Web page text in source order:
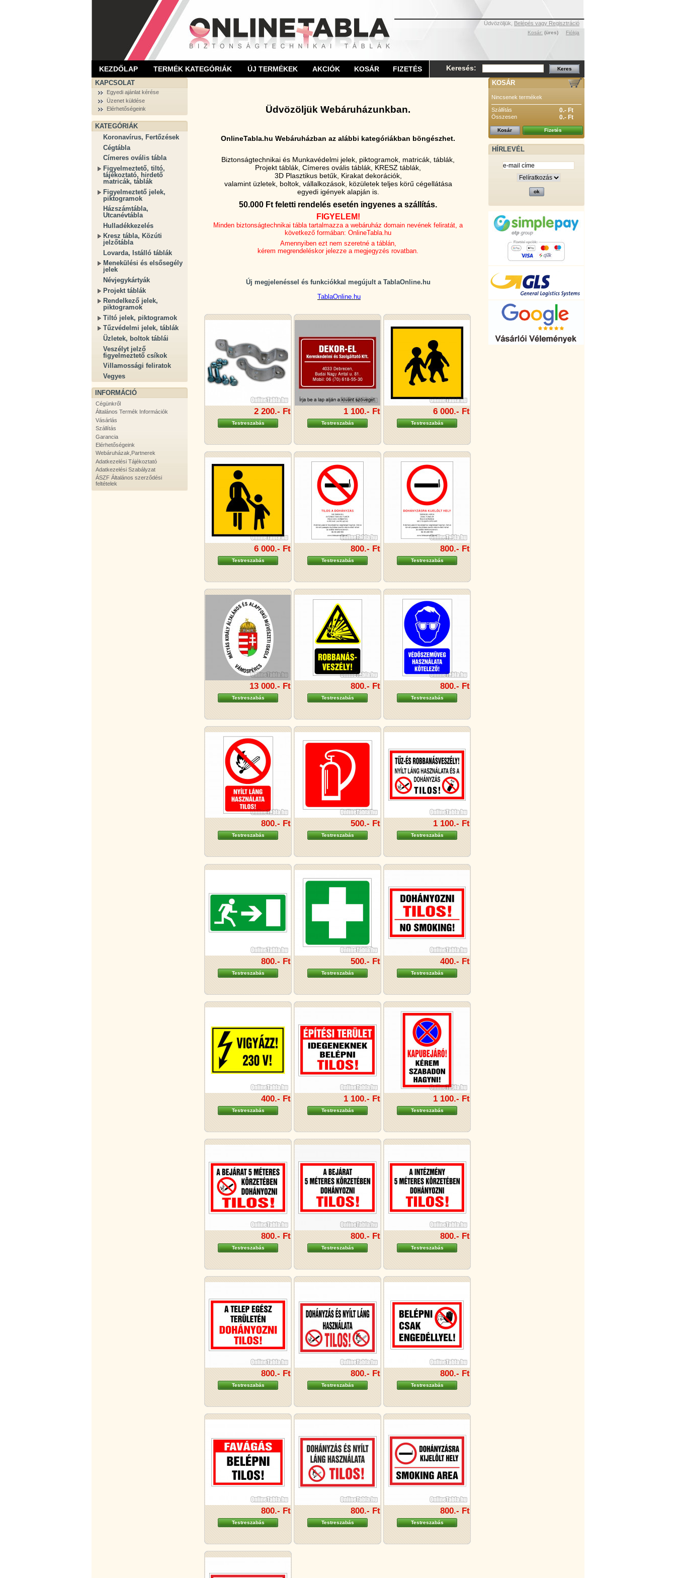
Üdvözöljük, Belépés vagy Regisztráció
Kosár: (üres) Fiókja
KEZDŐLAP TERMÉK KATEGÓRIÁK ÚJ TERMÉKEK AKCIÓK KOSÁR FIZETÉS Keresés:
KAPCSOLAT
Egyedi ajánlat kérése
Üzenet küldése
Elérhetőségeink
KATEGÓRIÁK
Koronavírus, Fertőzések
Cégtábla
Címeres ovális tábla
Figyelmeztető, tiltó,
tájékoztató, hirdető
matricák, táblák
Figyelmeztető jelek,
piktogramok
Házszámtábla,
Utcanévtábla
Hulladékkezelés
Kresz tábla, Közúti
jelzőtábla
Lovarda, Istálló táblák
Menekülési és elsősegély
jelek
Névjegykártyák
Projekt táblák
Rendelkező jelek,
piktogramok
Tiltó jelek, piktogramok
Tűzvédelmi jelek, táblák
Üzletek, boltok táblái
Veszélyt jelző
figyelmeztető csíkok
Villamossági feliratok
Vegyes
INFORMÁCIÓ
Cégünkről
Általános Termék Információk
Vásárlás
Szállítás
Garancia
Elérhetőségeink
Webáruházak,Partnerek
Adatkezelési Tájékoztató
Adatkezelési Szabályzat
ÁSZF Általános szerződési
feltételek
Üdvözöljük Webáruházunkban.
OnlineTabla.hu Webáruházban az alábbi kategóriákban böngészhet.
Biztonságtechnikai és Munkavédelmi jelek, piktogramok, matricák, táblák,
Projekt táblák, Címeres ovális táblák, KRESZ táblák,
3D Plasztikus betűk, Kirakat dekorációk,
valamint üzletek, boltok, vállalkozások, közületek teljes körű cégellátása
egyedi igények alapján is.
50.000 Ft feletti rendelés esetén ingyenes a szállítás.
FIGYELEM!
Minden biztonságtechnikai tábla tartalmazza a webáruház domain nevének feliratát, a
következő formában: OnlineTabla.hu
Amennyiben ezt nem szeretné a táblán,
kérem megrendeléskor jelezze a megjegyzés rovatban.
Új megjelenéssel és funkciókkal megújult a TablaOnline.hu
TablaOnline.hu
2 200.- Ft
Testreszabás
1 100.- Ft
Testreszabás
6 000.- Ft
Testreszabás
6 000.- Ft
Testreszabás
800.- Ft
Testreszabás
800.- Ft
Testreszabás
13 000.- Ft
Testreszabás
800.- Ft
Testreszabás
800.- Ft
Testreszabás
800.- Ft
Testreszabás
500.- Ft
Testreszabás
1 100.- Ft
Testreszabás
800.- Ft
Testreszabás
500.- Ft
Testreszabás
400.- Ft
Testreszabás
400.- Ft
Testreszabás
1 100.- Ft
Testreszabás
1 100.- Ft
Testreszabás
800.- Ft
Testreszabás
800.- Ft
Testreszabás
800.- Ft
Testreszabás
800.- Ft
Testreszabás
800.- Ft
Testreszabás
800.- Ft
Testreszabás
800.- Ft
Testreszabás
800.- Ft
Testreszabás
800.- Ft
Testreszabás
KOSÁR
Nincsenek termékek
Szállítás 0.- Ft
Összesen 0.- Ft
Kosár Fizetés
HÍRLEVÉL